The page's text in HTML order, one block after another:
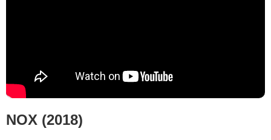
NOX (2018)